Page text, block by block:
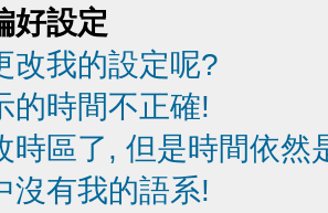
好設定
改我的設定呢?
的時間不正確!
時區了, 但是時間依然
沒有我的語系!